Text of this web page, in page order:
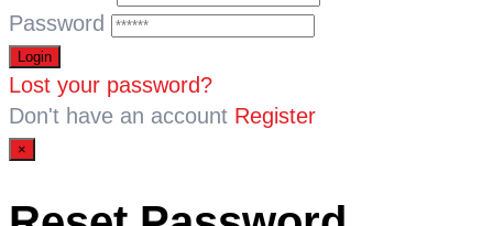
Password
Lost your password?
Don't have an account Register
×